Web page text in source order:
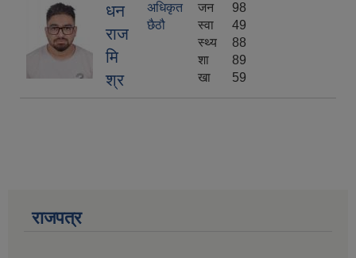
धन
राज
मि
श्र
अधिकृत
छैठौ
जन
स्वा
स्थ्य
शा
खा
98
49
88
89
59
राजपत्र